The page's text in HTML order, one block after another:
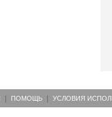
ПОМОЩЬ УСЛОВИЯ